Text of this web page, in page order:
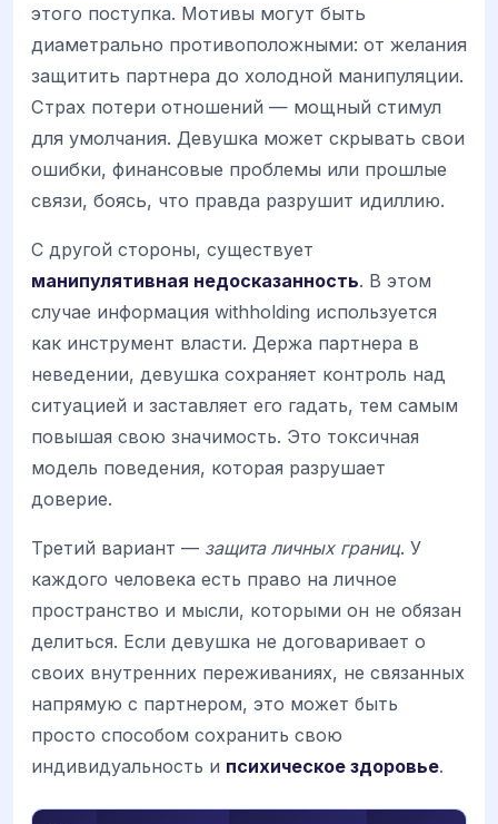
этого поступка. Мотивы могут быть
диаметрально противоположными: от желания
защитить партнера до холодной манипуляции.
Страх потери отношений — мощный стимул
для умолчания. Девушка может скрывать свои
ошибки, финансовые проблемы или прошлые
связи, боясь, что правда разрушит идиллию.
С другой стороны, существует
манипулятивная недосказанность. В этом
случае информация withholding используется
как инструмент власти. Держа партнера в
неведении, девушка сохраняет контроль над
ситуацией и заставляет его гадать, тем самым
повышая свою значимость. Это токсичная
модель поведения, которая разрушает
доверие.
Третий вариант — защита личных границ. У
каждого человека есть право на личное
пространство и мысли, которыми он не обязан
делиться. Если девушка не договаривает о
своих внутренних переживаниях, не связанных
напрямую с партнером, это может быть
просто способом сохранить свою
индивидуальность и психическое здоровье.